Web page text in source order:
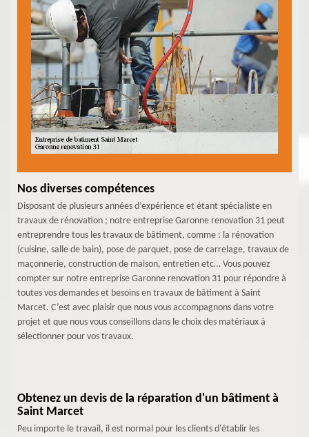
Nos diverses compétences
Disposant de plusieurs années d’expérience et étant spécialiste en
travaux de rénovation ; notre entreprise Garonne renovation 31 peut
entreprendre tous les travaux de bâtiment, comme : la rénovation
(cuisine, salle de bain), pose de parquet, pose de carrelage, travaux de
maçonnerie, construction de maison, entretien etc… Vous pouvez
compter sur notre entreprise Garonne renovation 31 pour répondre à
toutes vos demandes et besoins en travaux de bâtiment à Saint
Marcet. C’est avec plaisir que nous vous accompagnons dans votre
projet et que nous vous conseillons dans le choix des matériaux à
sélectionner pour vos travaux.
Obtenez un devis de la réparation d'un bâtiment à
Saint Marcet
Peu importe le travail, il est normal pour les clients d'établir les